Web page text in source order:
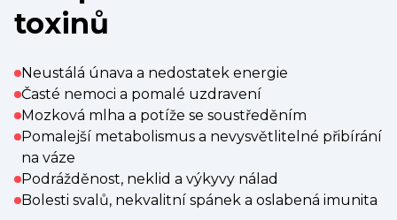
toxinů
Neustálá únava a nedostatek energie
Časté nemoci a pomalé uzdravení
Mozková mlha a potíže se soustředěním
Pomalejší metabolismus a nevysvětlitelné přibírání
na váze
Podrážděnost, neklid a výkyvy nálad
Bolesti svalů, nekvalitní spánek a oslabená imunita